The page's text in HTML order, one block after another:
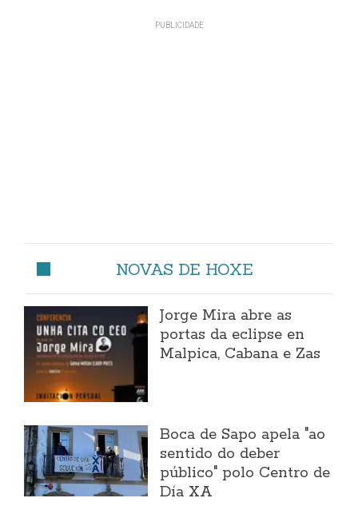
NOVAS DE HOXE
Jorge Mira abre as
portas da eclipse en
Malpica, Cabana e Zas
Boca de Sapo apela "ao
sentido do deber
público" polo Centro de
Día XA